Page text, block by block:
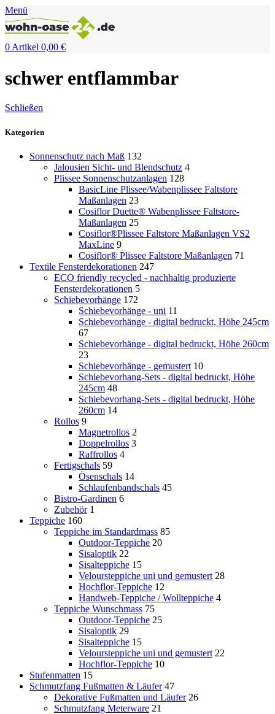
Menü
0Artikel 0,00 €
schwer entflammbar
Schließen
Kategorien
Sonnenschutz nach Maß 132
Jalousien Sicht- und Blendschutz 4
Plissee Sonnenschutzanlagen 128
BasicLine Plissee/Wabenplissee Faltstore
Maßanlagen 23
Cosiflor Duette® Wabenplissee Faltstore-
Maßanlagen 25
Cosiflor®Plissee Faltstore Maßanlagen VS2
MaxLine 9
Cosiflor® Plissee Faltstore Maßanlagen 71
Textile Fensterdekorationen 247
ECO friendly recycled - nachhaltig produzierte
Fensterdekorationen 5
Schiebevorhänge 172
Schiebevorhänge - uni 11
Schiebevorhänge - digital bedruckt, Höhe 245cm
67
Schiebevorhänge - digital bedruckt, Höhe 260cm
23
Schiebevorhänge - gemustert 10
Schiebevorhang-Sets - digital bedruckt, Höhe
245cm 48
Schiebevorhang-Sets - digital bedruckt, Höhe
260cm 14
Rollos 9
Magnetrollos 2
Doppelrollos 3
Raffrollos 4
Fertigschals 59
Ösenschals 14
Schlaufenbandschals 45
Bistro-Gardinen 6
Zubehör 1
Teppiche 160
Teppiche im Standardmass 85
Outdoor-Teppiche 20
Sisaloptik 22
Sisalteppiche 15
Veloursteppiche uni und gemustert 28
Hochflor-Teppiche 12
Handweb-Teppiche / Wollteppiche 4
Teppiche Wunschmass 75
Outdoor-Teppiche 25
Sisaloptik 29
Sisalteppiche 15
Veloursteppiche uni und gemustert 22
Hochflor-Teppiche 10
Stufenmatten 15
Schmutzfang Fußmatten & Läufer 47
Dekorative Fußmatten und Läufer 26
Schmutzfang Meterware 21